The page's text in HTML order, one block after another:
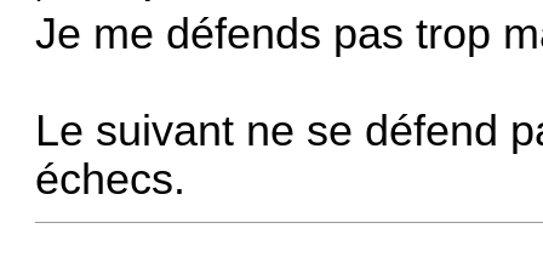
Je me défends pas trop
Le suivant ne se défend
échecs.